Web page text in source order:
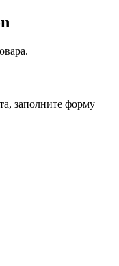
заполните форму